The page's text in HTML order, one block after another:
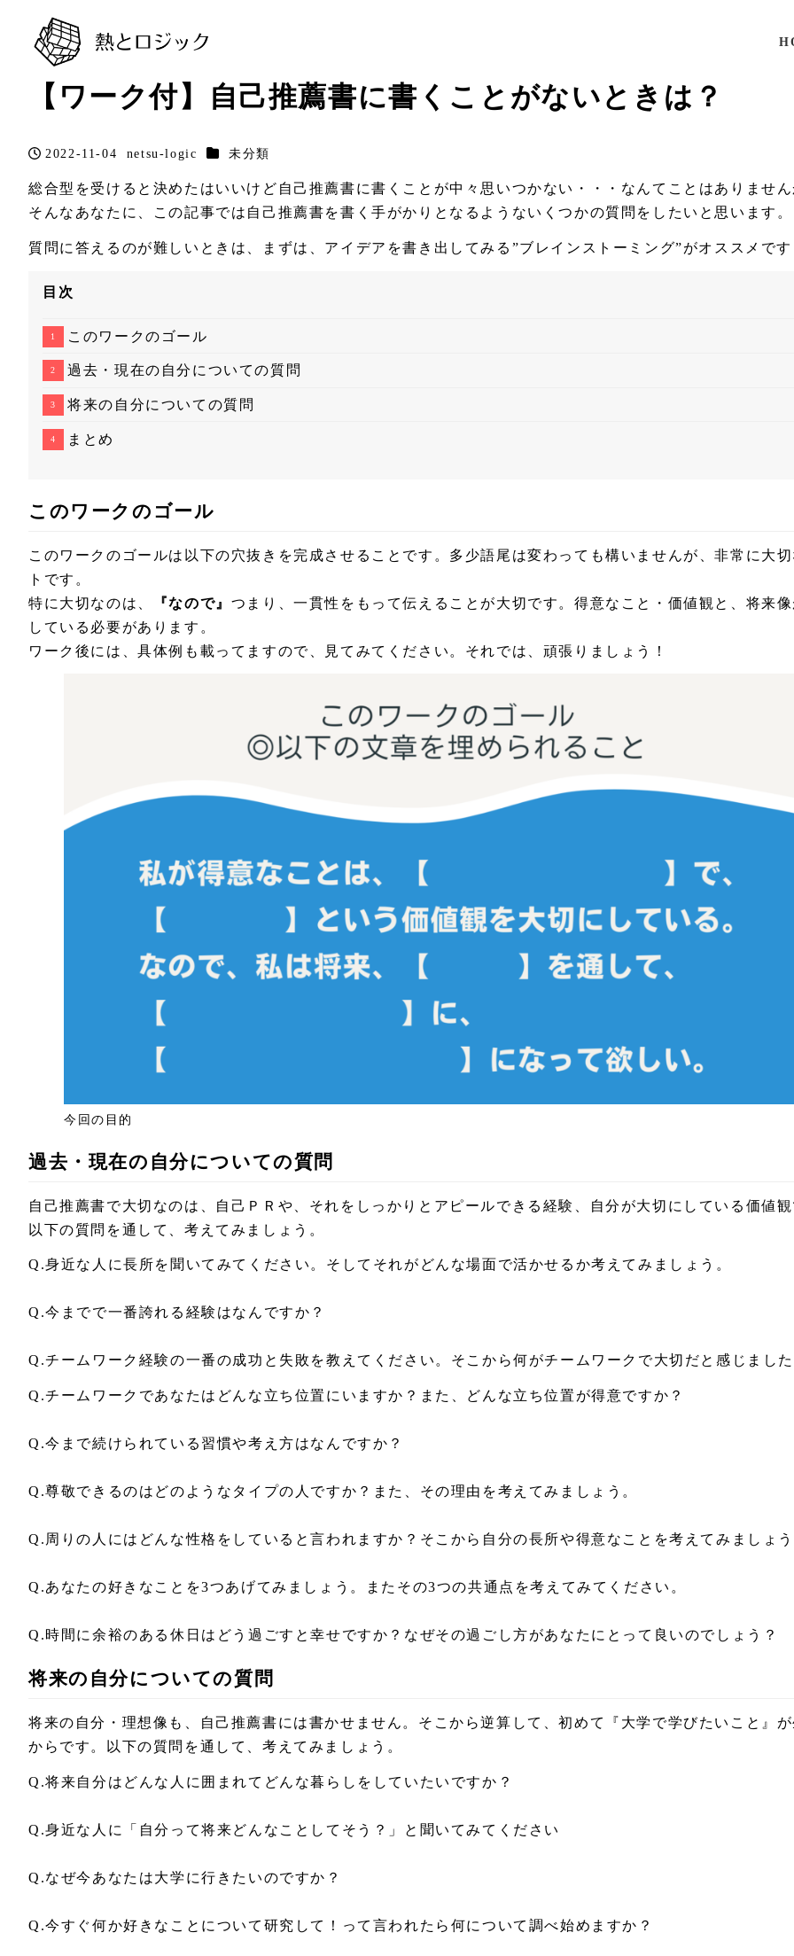
【ワーク付】自己推薦書に書くことがないときは？
投稿日
2022-11-04
著
者
netsu-logic カテゴリー
未分類
総合型を受けると決めたはいいけど自己推薦書に書くことが中々思いつかない・・・なんてことはありませ
そんなあなたに、この記事では自己推薦書を書く手がかりとなるようないくつかの質問をしたいと思います。
質問に答えるのが難しいときは、まずは、アイデアを書き出してみる”ブレインストーミング”がオススメで
目次
このワークのゴール
過去・現在の自分についての質問
将来の自分についての質問
まとめ
このワークのゴール
このワークのゴールは以下の穴抜きを完成させることです。多少語尾は変わっても構いませんが、非常に大
トです。
特に大切なのは、
『なので』 つまり、一貫性をもって伝えることが大切です。得意なこと・価値観と、将来
している必要があります。
ワーク後には、具体例も載ってますので、見てみてください。それでは、頑張りましょう！
今回の目的
過去・現在の自分についての質問
自己推薦書で大切なのは、自己ＰＲや、それをしっかりとアピールできる経験、自分が大切にしている価値
以下の質問を通して、考えてみましょう。
Q.身近な人に長所を聞いてみてください。そしてそれがどんな場面で活かせるか考えてみましょう。
Q.今までで一番誇れる経験はなんですか？
Q.チームワーク経験の一番の成功と失敗を教えてください。そこから何がチームワークで大切だと感じまし
Q.チームワークであなたはどんな立ち位置にいますか？また、どんな立ち位置が得意ですか？
Q.今まで続けられている習慣や考え方はなんですか？
Q.尊敬できるのはどのようなタイプの人ですか？また、その理由を考えてみましょう。
Q.周りの人にはどんな性格をしていると言われますか？そこから自分の長所や得意なことを考えてみましょ
Q.あなたの好きなことを3つあげてみましょう。またその3つの共通点を考えてみてください。
Q.時間に余裕のある休日はどう過ごすと幸せですか？なぜその過ごし方があなたにとって良いのでしょう？
将来の自分についての質問
将来の自分・理想像も、自己推薦書には書かせません。そこから逆算して、初めて『大学で学びたいこと』
からです。以下の質問を通して、考えてみましょう。
Q.将来自分はどんな人に囲まれてどんな暮らしをしていたいですか？
Q.身近な人に「自分って将来どんなことしてそう？」と聞いてみてください
Q.なぜ今あなたは大学に行きたいのですか？
Q.今すぐ何か好きなことについて研究して！って言われたら何について調べ始めますか？